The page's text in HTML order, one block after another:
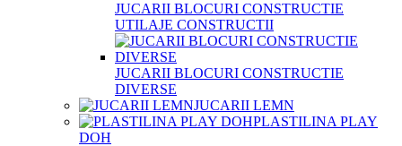
JUCARII BLOCURI CONSTRUCTIE
UTILAJE CONSTRUCTII
JUCARII BLOCURI CONSTRUCTIE
DIVERSE
JUCARII LEMN
PLASTILINA PLAY
DOH